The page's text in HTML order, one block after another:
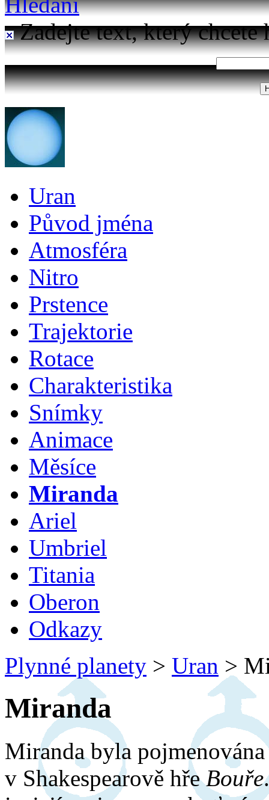
Zadejte text, který chcete
Uran
Původ jména
Atmosféra
Nitro
Prstence
Trajektorie
Rotace
Charakteristika
Snímky
Animace
Měsíce
Miranda
Ariel
Umbriel
Titania
Oberon
Odkazy
Plynné planety > Uran >
Miranda
Miranda byla
v Shakespearově hřeBouře